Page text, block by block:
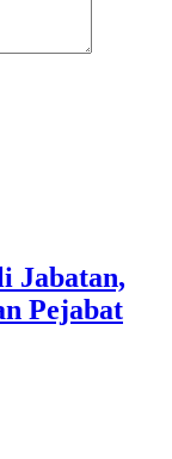
Jabatan,
Pejabat